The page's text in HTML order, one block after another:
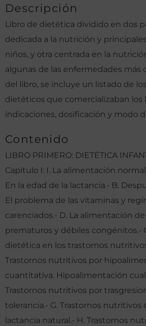
Descripción
Libro de dietética dividido en dos
dedicada a la nutrición y
niños, y otra centrada en la
algunas de las enfermedades más
del libro, se incluye un listado de
dietéticos que comercializaban los
indicaciones, dosificación y modo
Contenido
LIBRO PRIMERO: DIETÉTICA
Capítulo I: I. La alimentación
En la edad de la lactancia.- B.
El problema de las vitaminas y
carenciados.- D. La alimentación
prematuros y débiles congénitos.-
dietética en los trastornos
Trastornos nutritivos por
cuantitativa. Hipoalimentación
Trastornos nutritivos por
tolerancia.- G. Trastornos nutritivos
lactancia natural.- H. Trastornos